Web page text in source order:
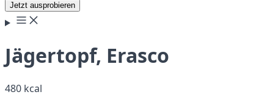
Jetzt ausprobieren
Jägertopf, Erasco
480 kcal